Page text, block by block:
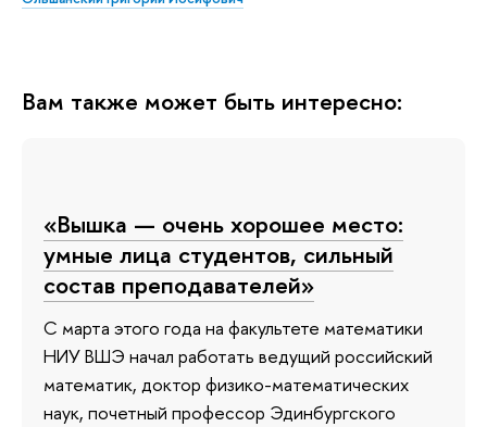
Вам также может быть интересно:
«Вышка — очень хорошее место:
умные лица студентов, сильный
состав преподавателей»
С марта этого года на факультете математики
НИУ ВШЭ начал работать ведущий российский
математик, доктор физико-математических
наук, почетный профессор Эдинбургского